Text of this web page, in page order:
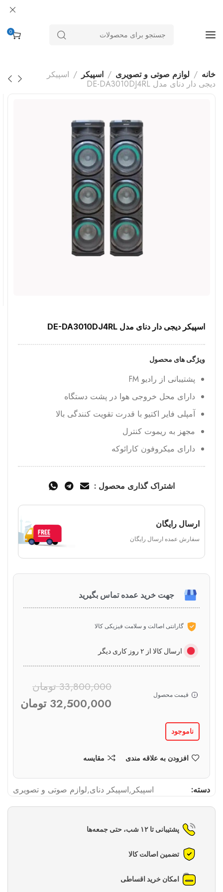
0
خانه لوازم صوتی و تصویری اسپیکر
اسپیکر
دیجی دار دنای مدل DE-DA3010DJ4RL
اسپیکر دیجی دار دنای مدل DE-DA3010DJ4RL
ویژگی های محصول
پشتیبانی از رادیو FM
دارای محل خروجی هوا در پشت دستگاه
آمپلی فایر اکتیو با قدرت تقویت کنندگی بالا
مجهز به ریموت کنترل
دارای میکروفون کارائوکه
اشتراک گذاری محصول :
ارسال رایگان
سفارش عمده ارسال رایگان
جهت خرید عمده تماس بگیرید
گارانتی اصالت و سلامت فیزیکی کالا
ارسال کالا از ۲ روز کاری دیگر
قیمت محصول
33,800,000 تومان
32,500,000 تومان
ناموجود
افزودن به علاقه مندی مقایسه
دسته: اسپیکر ,اسپیکر دنای,لوازم صوتی و تصویری
پشتیبانی تا ۱۲ شب، حتی جمعه‌ها
تضمین اصالت کالا
امکان خرید اقساطی